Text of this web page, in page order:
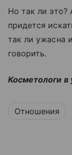
Но так ли это?
придется
так ли ужасна
говорить.
Косметологи в
Отношения